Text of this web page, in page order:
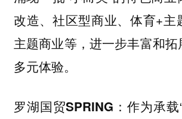
改造、社区型商业、体育+主
主题商业等，进一步丰富和
多元体验。
罗湖国贸SPRING：作为承载